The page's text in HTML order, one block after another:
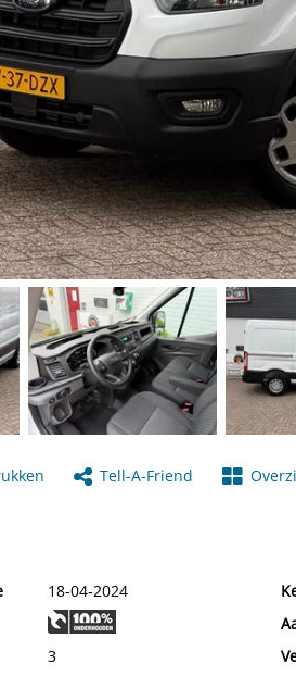
Tell-A-Friend
18-04-2024
3